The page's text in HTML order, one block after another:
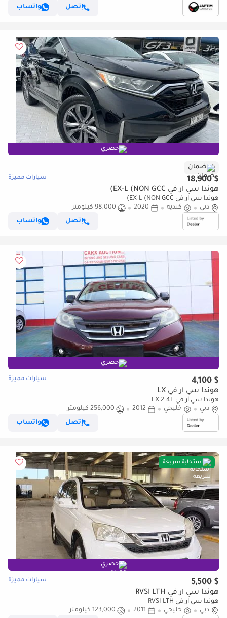
إتصل
واتساب
حصري
ضمان
$ 18,900 سيارات مميزة
هوندا سي آر في EX-L (NON GCC)
هوندا سي آر في EX-L (NON GCC)
دبي
كندية 2020
98,000 كيلومتر
إتصل
واتساب
حصري
$ 4,100 سيارات مميزة
هوندا سي آر في LX
هوندا سي آر في LX 2.4L
دبي
خليجي 2012
256,000 كيلومتر
إتصل
واتساب
استجابة سريعة
حصري
$ 5,500 سيارات مميزة
هوندا سي آر في RVSI LTH
هوندا سي آر في RVSI LTH
دبي
خليجي 2011 123,000 كيلومتر